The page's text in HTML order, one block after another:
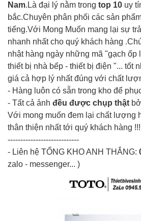
Nam.Là đại lý nằm trong top 10 uy
bắc.Chuyên phân phối các sản
tiếng.Với Mong Muốn mang lại sự
nhanh nhất cho quý khách hàng
nhật hàng ngày những mã "gạch ốp
thiết bị nhà bếp - thiết bị điện "... tốt
giá cả hợp lý nhất đúng với chất
- Hàng luôn có sẵn trong kho để
- Tất cả ảnh đều được chụp thật
Với mong muốn đem lại chất lượng
thân thiện nhất tới quý khách hàng !!!
----------------------------
- Liên hệ TỔNG KHO ANH THẮNG:
zalo - messenger... )